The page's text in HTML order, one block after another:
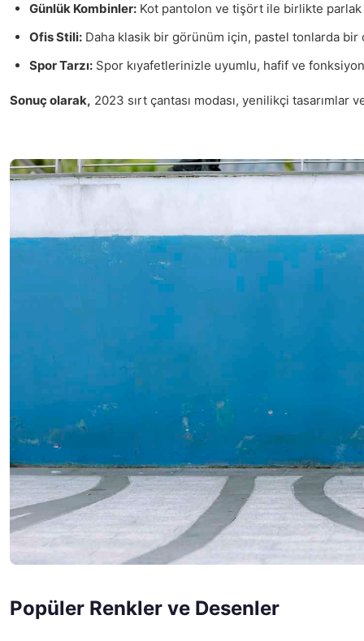
Günlük Kombinler: Kot pantolon ve tişört ile birlikte parlak
Ofis Stili: Daha klasik bir görünüm için, pastel tonlarda
Spor Tarzı: Spor kıyafetlerinizle uyumlu, hafif ve
Sonuç olarak, 2023 sırt çantası modası, yenilikçi
Popüler Renkler ve Desenler